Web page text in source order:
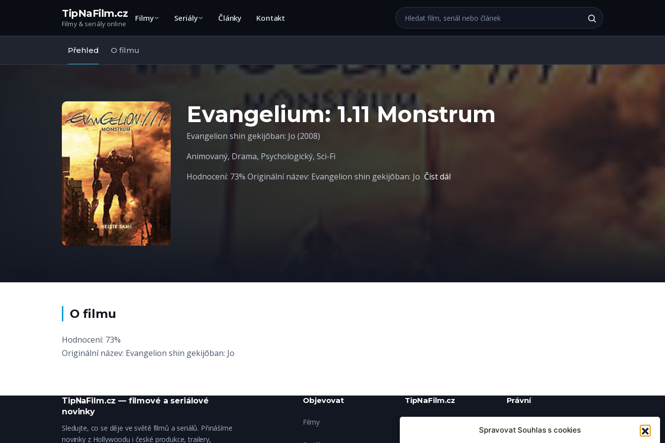
Spravovat Souhlas s cookies
TipNaFilm.cz
Filmy & seriály online
Filmy Seriály Články Kontakt Hledat na webu
Přehled O filmu
Evangelium: 1.11 Monstrum
Evangelion shin gekijōban: Jo (2008)
Animovaný, Drama, Psychologický, Sci-Fi
Hodnocení: 73% Originální název: Evangelion shin gekijōban: Jo Číst dál
O filmu
Hodnocení: 73%
Originální název: Evangelion shin gekijōban: Jo
TipNaFilm.cz — filmové a seriálové
novinky
Sledujte, co se děje ve světě filmů a seriálů. Přinášíme
novinky z Hollywoodu i české produkce, trailery,
Objevovat
Filmy
TipNaFilm.cz Právní